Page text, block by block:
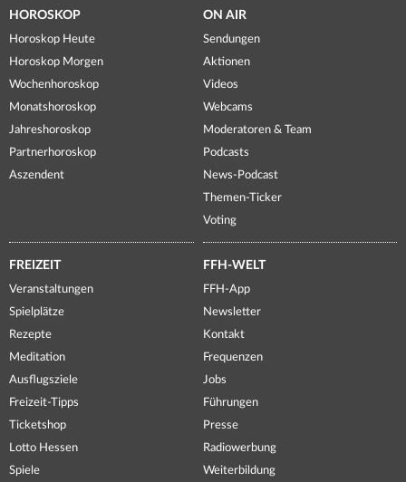
HOROSKOP
Horoskop Heute
Horoskop Morgen
Wochenhoroskop
Monatshoroskop
Jahreshoroskop
Partnerhoroskop
Aszendent
ON AIR
Sendungen
Aktionen
Videos
Webcams
Moderatoren & Team
Podcasts
News-Podcast
Themen-Ticker
Voting
FREIZEIT
Veranstaltungen
Spielplätze
Rezepte
Meditation
Ausflugsziele
Freizeit-Tipps
Ticketshop
Lotto Hessen
Spiele
FFH-WELT
FFH-App
Newsletter
Kontakt
Frequenzen
Jobs
Führungen
Presse
Radiowerbung
Weiterbildung